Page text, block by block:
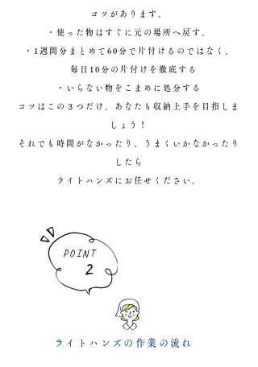
コツがあります。
・使った物はすぐに元の場所へ戻す。
・1週間分まとめて60分で片付けるのではなく、
毎日10分の片付けを徹底する
・いらない物をこまめに処分する
コツはこの３つだけ。あなたも収納上手を目指しま
しょう！
それでも時間がなかったり、うまくいかなかったり
したら
ライトハンズにお任せください。
POINT
2
ライトハンズの作業の流れ